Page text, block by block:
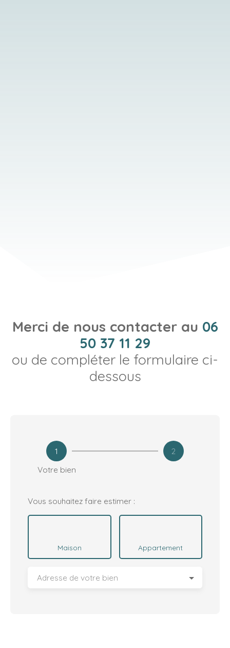
Merci de nous contacter au 06
50 37 11 29
ou de compléter le formulaire ci-
dessous
1
Votre bien
2
Vous souhaitez faire estimer :
Maison Appartement
Adresse de votre bien